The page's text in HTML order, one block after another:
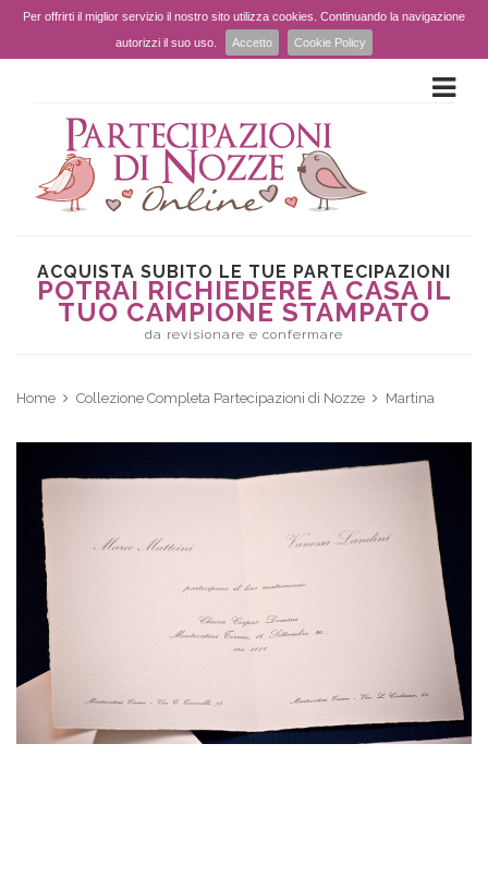
Per offrirti il miglior servizio il nostro sito utilizza cookies. Continuando la navigazione
autorizzi il suo uso.
Accetto Cookie Policy
ACQUISTA SUBITO LE TUE PARTECIPAZIONI
POTRAI RICHIEDERE A CASA IL
TUO CAMPIONE STAMPATO
da revisionare e confermare
Home Collezione Completa Partecipazioni di Nozze Martina